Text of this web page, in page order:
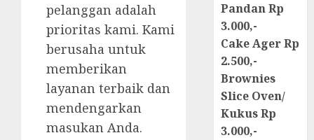
pelanggan adalah
prioritas kami. Kami
berusaha untuk
memberikan
layanan terbaik dan
mendengarkan
masukan Anda.
Pandan Rp
3.000,-
Cake Ager Rp
2.500,-
Brownies
Slice Oven/
Kukus Rp
3.000,-